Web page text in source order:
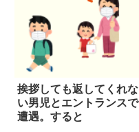
挨拶しても返してくれな
い男児とエントランスで
遭遇。すると